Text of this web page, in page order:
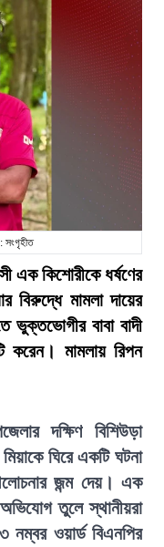
সংগৃহীত
এক কিশোরীকে ধর্ষণের
বিরুদ্ধে মামলা দায়ের
ভুক্তভোগীর বাবা বাদী
করেন। মামলায় রিপন
দক্ষিণ বিশিউড়া
ঘিরে একটি ঘটনা
জন্ম দেয়। এক
তুলে স্থানীয়রা
ওয়ার্ড বিএনপির